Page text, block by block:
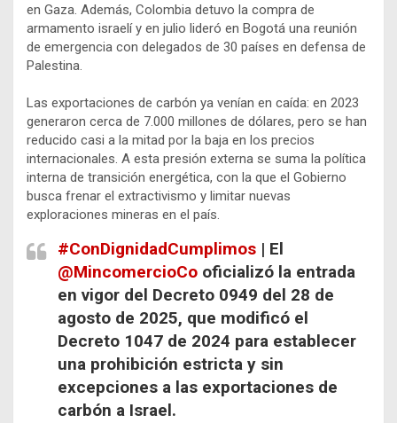
en Gaza. Además, Colombia detuvo la compra de
armamento israelí y en julio lideró en Bogotá una reunión
de emergencia con delegados de 30 países en defensa de
Palestina.
Las exportaciones de carbón ya venían en caída: en 2023
generaron cerca de 7.000 millones de dólares, pero se han
reducido casi a la mitad por la baja en los precios
internacionales. A esta presión externa se suma la política
interna de transición energética, con la que el Gobierno
busca frenar el extractivismo y limitar nuevas
exploraciones mineras en el país.
#ConDignidadCumplimos | El
@MincomercioCo oficializó la entrada
en vigor del Decreto 0949 del 28 de
agosto de 2025, que modificó el
Decreto 1047 de 2024 para establecer
una prohibición estricta y sin
excepciones a las exportaciones de
carbón a Israel.